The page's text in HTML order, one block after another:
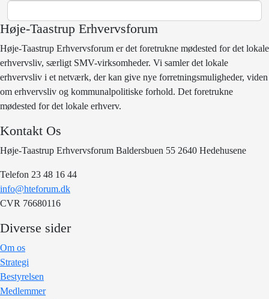
Høje-Taastrup Erhvervsforum
Høje-Taastrup Erhvervsforum er det foretrukne mødested for det lokale
erhvervsliv, særligt SMV-virksomheder. Vi samler det lokale
erhvervsliv i et netværk, der kan give nye forretningsmuligheder, viden
om erhvervsliv og kommunalpolitiske forhold. Det foretrukne
mødested for det lokale erhverv.
Kontakt Os
Høje-Taastrup Erhvervsforum Baldersbuen 55 2640 Hedehusene
Telefon 23 48 16 44
info@hteforum.dk
CVR 76680116
Diverse sider
Om os
Strategi
Bestyrelsen
Medlemmer